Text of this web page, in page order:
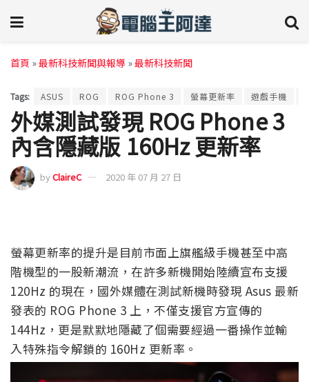
首頁 »最新科技新聞與報導 »最新科技新聞
Tags: ASUS ROG ROG Phone 3 螢幕更新率 遊戲手機
外媒測試發現 ROG Phone 3
內含隱藏版 160Hz 更新率
byClaireC 2020 年 07 月 27 日
螢幕更新率的提升是目前市面上旗艦級手機甚至中高
階機型的一股新潮流，在許多新機開始陸續宣布支援
120Hz 的現在，國外媒體在測試新機時發現 Asus 最新
發表的 ROG Phone 3 上，不僅支援官方宣傳的
144Hz，更是默默地隱藏了個需要經過一番操作並輸
入特殊指令解鎖的 160Hz 更新率。